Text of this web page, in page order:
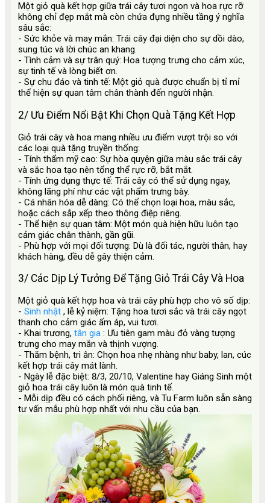
Một giỏ quà kết hợp giữa trái cây tươi ngon và hoa rực rỡ
không chỉ đẹp mắt mà còn chứa đựng nhiều tầng ý nghĩa
sâu sắc:
- Sức khỏe và may mắn: Trái cây đại diện cho sự dồi dào,
sung túc và lời chúc an khang.
- Tình cảm và sự trân quý: Hoa tượng trưng cho cảm xúc,
sự tinh tế và lòng biết ơn.
- Sự chu đáo và tinh tế: Một giỏ quà được chuẩn bị tỉ mỉ
thể hiện sự quan tâm chân thành đến người nhận.
2/ Ưu Điểm Nổi Bật Khi Chọn Quà Tặng Kết Hợp
Giỏ trái cây và hoa mang nhiều ưu điểm vượt trội so với
các loại quà tặng truyền thống:
- Tính thẩm mỹ cao: Sự hòa quyện giữa màu sắc trái cây
và sắc hoa tạo nên tổng thể rực rỡ, bắt mắt.
- Tính ứng dụng thực tế: Trái cây có thể sử dụng ngay,
không lãng phí như các vật phẩm trưng bày.
- Cá nhân hóa dễ dàng: Có thể chọn loại hoa, màu sắc,
hoặc cách sắp xếp theo thông điệp riêng.
- Thể hiện sự quan tâm: Một món quà hiện hữu luôn tạo
cảm giác chân thành, gần gũi.
- Phù hợp với mọi đối tượng: Dù là đối tác, người thân, hay
khách hàng, đều dễ gây thiện cảm.
3/ Các Dịp Lý Tưởng Để Tặng Giỏ Trái Cây Và Hoa
Một giỏ quà kết hợp hoa và trái cây phù hợp cho vô số dịp:
- Sinh nhật , lễ kỷ niệm: Tặng hoa tươi sắc và trái cây ngọt
thanh cho cảm giác ấm áp, vui tươi.
- Khai trương, tân gia : Ưu tiên gam màu đỏ vàng tượng
trưng cho may mắn và thịnh vượng.
- Thăm bệnh, tri ân: Chọn hoa nhẹ nhàng như baby, lan, cúc
kết hợp trái cây mát lành.
- Ngày lễ đặc biệt: 8/3, 20/10, Valentine hay Giáng Sinh một
giỏ hoa trái cây luôn là món quà tinh tế.
- Mỗi dịp đều có cách phối riêng, và Tu Farm luôn sẵn sàng
tư vấn mẫu phù hợp nhất với nhu cầu của bạn.